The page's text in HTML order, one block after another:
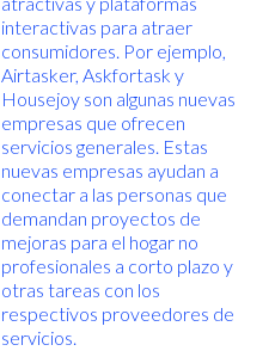
interactivas para atraer
consumidores. Por ejemplo,
Airtasker, Askfortask y
Housejoy son algunas nuevas
empresas que ofrecen
servicios generales. Estas
nuevas empresas ayudan a
conectar a las personas que
demandan proyectos de
mejoras para el hogar no
profesionales a corto plazo y
otras tareas con los
respectivos proveedores de
servicios.